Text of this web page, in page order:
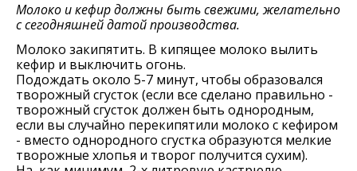
Молоко и кефир должны быть свежими, желательно
с сегодняшней датой производства.
Молоко закипятить. В кипящее молоко вылить
кефир и выключить огонь.
Подождать около 5-7 минут, чтобы образовался
творожный сгусток (если все сделано правильно -
творожный сгусток должен быть однородным,
если вы случайно перекипятили молоко с кефиром
- вместо однородного сгустка образуются мелкие
творожные хлопья и творог получится сухим).